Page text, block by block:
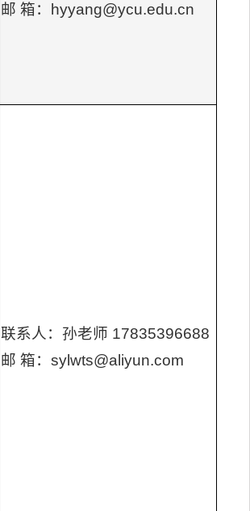
邮 箱：hyyang@ycu.edu.cn
联系人：孙老师 17835396688
邮 箱：sylwts@aliyun.com